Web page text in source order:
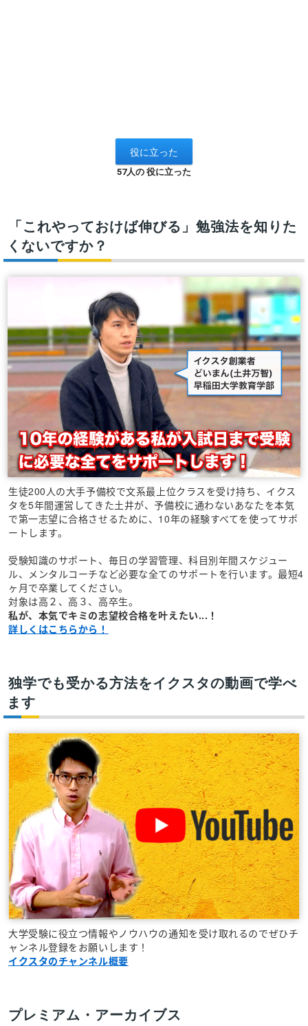
57人の 役に立った
「これやっておけば伸びる」勉強法を知りた
くないですか？
生徒200人の大手予備校で文系最上位クラスを受け持ち、イクス
タを5年間運営してきた土井が、予備校に通わないあなたを本気
で第一志望に合格させるために、10年の経験すべてを使ってサポ
ートします。
受験知識のサポート、毎日の学習管理、科目別年間スケジュー
ル、メンタルコーチなど必要な全てのサポートを行います。最短4
ヶ月で卒業してください。
対象は高２、高３、高卒生。
私が、本気でキミの志望校合格を叶えたい...！
詳しくはこちらから！
独学でも受かる方法をイクスタの動画で学べ
ます
大学受験に役立つ情報やノウハウの通知を受け取れるのでぜひチ
ャンネル登録をお願いします！
イクスタのチャンネル概要
プレミアム・アーカイブス